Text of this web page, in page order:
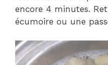
encore 4 minutes.
écumoire ou une